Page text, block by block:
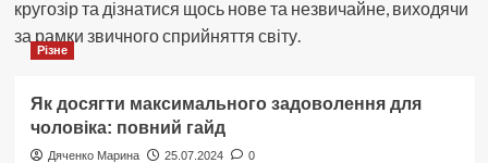
кругозір та дізнатися щось нове та незвичайне, виходячи
за рамки звичного сприйняття світу.
Різне
Як досягти максимального задоволення для
чоловіка: повний гайд
Дяченко Марина 25.07.2024 0